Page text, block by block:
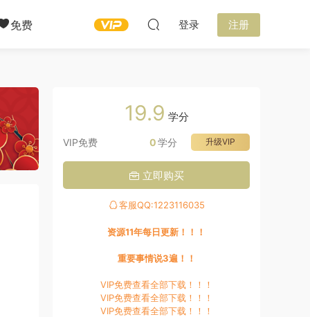
免费 登录 注册
19.9 学分
VIP免费 升级VIP
0学分
立即购买
客服QQ:1223116035
资源11年每日更新！！！
重要事情说3遍！！
VIP免费查看全部下载！！！
VIP免费查看全部下载！！！
VIP免费查看全部下载！！！